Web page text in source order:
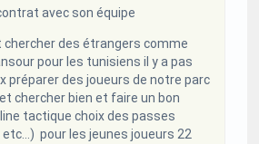
avec son équipe
chercher des étrangers comme
pour les tunisiens il y a pas
préparer des joueurs de notre parc
chercher bien et faire un bon
tactique choix des passes
pour les jeunes joueurs 22